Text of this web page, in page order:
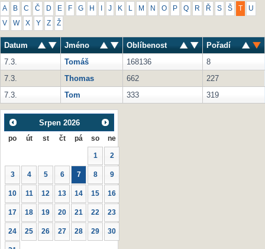
A B C Č D E F G H J K M N O P Q R Ř S Š U
V W X Y Z Ž
Datum Jméno Oblíbenost
Pořadí
7.3.
Tomáš 168136
8
7.3.
Thomas 662
227
7.3.
Tom 333 319
Srpen 2026
po út st čt pá so ne
1 2
3 4 5 6 7 8 9
10 11 12 13 14 15 16
17 18 19 20 21 22 23
24 25 26 27 28 29 30